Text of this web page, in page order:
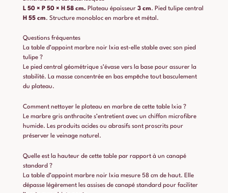
L 50 × P 50 × H 58 cm. Plateau épaisseur 3 cm. Pied tulipe central
H 55 cm. Structure monobloc en marbre et métal.
Questions fréquentes
La table d’appoint marbre noir Ixia est-elle stable avec son pied
tulipe ?
Le pied central géométrique s’évase vers la base pour assurer la
stabilité. La masse concentrée en bas empêche tout basculement
du plateau.
Comment nettoyer le plateau en marbre de cette table Ixia ?
Le marbre gris anthracite s’entretient avec un chiffon microfibre
humide. Les produits acides ou abrasifs sont proscrits pour
préserver le veinage naturel.
Quelle est la hauteur de cette table par rapport à un canapé
standard ?
La table d’appoint marbre noir Ixia mesure 58 cm de haut. Elle
dépasse légèrement les assises de canapé standard pour faciliter